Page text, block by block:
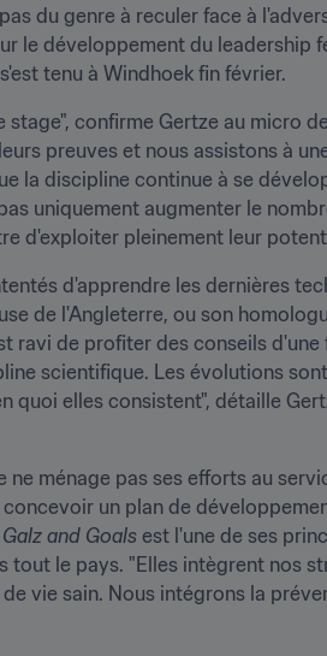
du genre à reculer face à
le développement du leadership
tenu à Windhoek fin février.
confirme Gertze au micro de
preuves et nous assistons à
la discipline continue à se
uniquement augmenter le
d'exploiter pleinement leur
d'apprendre les dernières
de l'Angleterre, ou son
ravi de profiter des conseils
scientifique. Les évolutions
quoi elles consistent", détaille
ménage pas ses efforts au
un plan de
Galz and Goals est l'une de ses
tout le pays. "Elles intègrent nos
vie sain. Nous intégrons la